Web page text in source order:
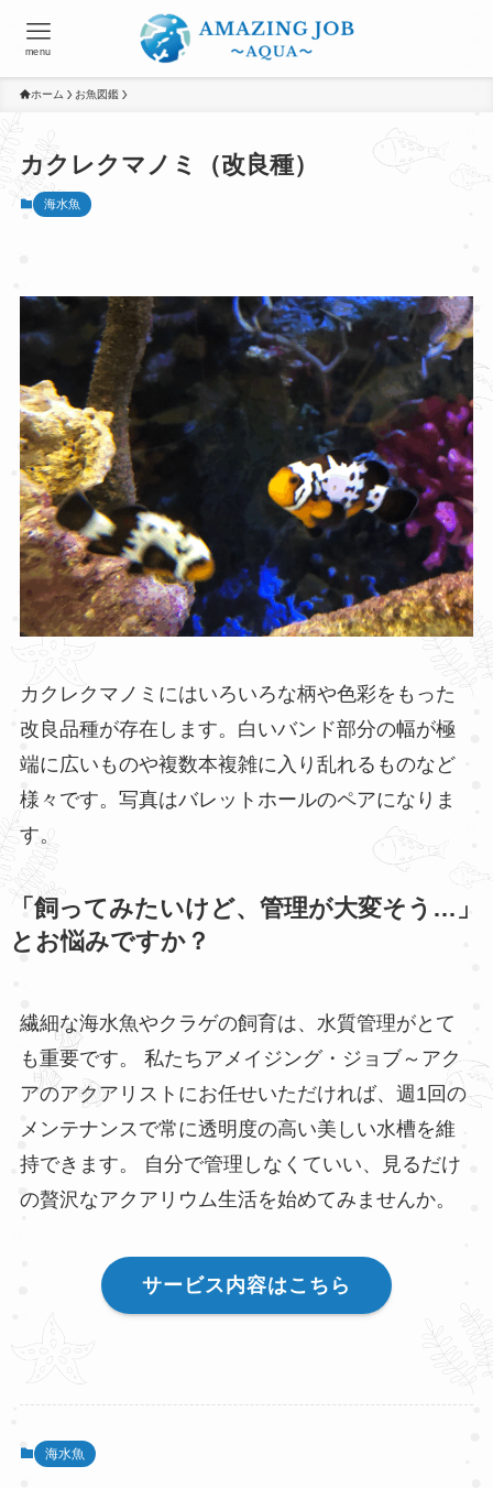
menu
ホーム お魚図鑑
カクレクマノミ（改良種）
海水魚
カクレクマノミにはいろいろな柄や色彩をもった
改良品種が存在します。白いバンド部分の幅が極
端に広いものや複数本複雑に入り乱れるものなど
様々です。写真はバレットホールのペアになりま
す。
「飼ってみたいけど、管理が大変そう…」
とお悩みですか？
繊細な海水魚やクラゲの飼育は、水質管理がとて
も重要です。 私たちアメイジング・ジョブ～アク
アのアクアリストにお任せいただければ、週1回の
メンテナンスで常に透明度の高い美しい水槽を維
持できます。 自分で管理しなくていい、見るだけ
の贅沢なアクアリウム生活を始めてみませんか。
サービス内容はこちら
海水魚